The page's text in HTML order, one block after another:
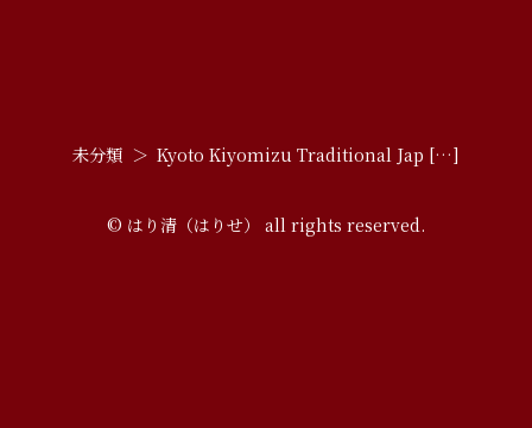
未分類 Kyoto Kiyomizu Traditional Jap […]
© はり清（はりせ） all rights reserved.